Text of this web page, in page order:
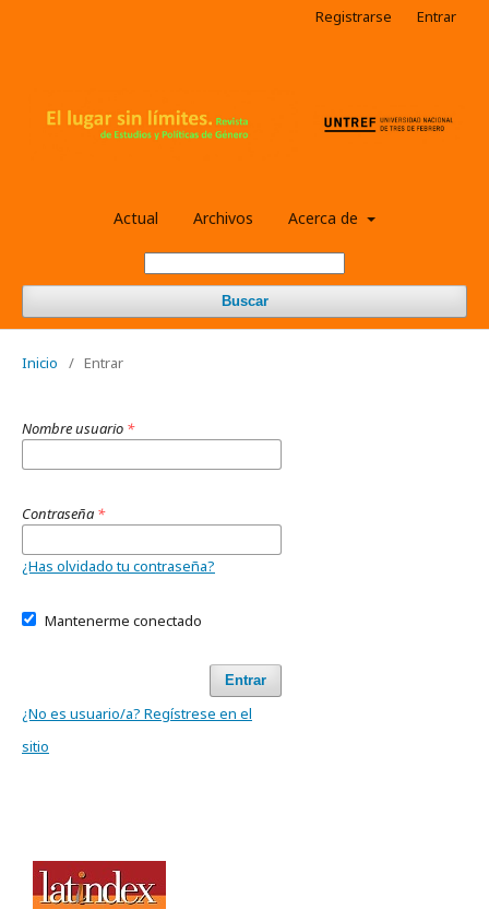
Actual Archivos Acerca de
Buscar
Registrarse Entrar
Inicio / Entrar
Nombre usuario *
Contraseña *
¿Has olvidado tu contraseña?
Mantenerme conectado
Entrar
¿No es usuario/a? Regístrese en el
sitio